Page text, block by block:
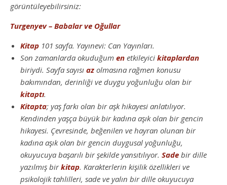
görüntüleyebilirsiniz:
Turgenyev – Babalar ve Oğullar
Kitap 101 sayfa. Yayınevi: Can Yayınları.
Son zamanlarda okuduğum en etkileyici kitaplardan
biriydi. Sayfa sayısı az olmasına rağmen konusu
bakımından, derinliği ve duygu yoğunluğu olan bir
kitaptı.
Kitapta; yaş farkı olan bir aşk hikayesi anlatılıyor.
Kendinden yaşça büyük bir kadına aşık olan bir gencin
hikayesi. Çevresinde, beğenilen ve hayran olunan bir
kadına aşık olan bir gencin duygusal yoğunluğu,
okuyucuya başarılı bir şekilde yansıtılıyor. Sade bir dille
yazılmış birkitap. Karakterlerin kişilik özellikleri ve
psikolojik tahlilleri, sade ve yalın bir dille okuyucuya